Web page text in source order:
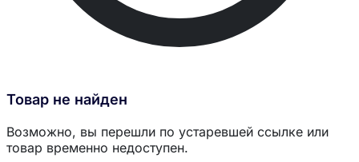
Товар не найден
Возможно, вы перешли по устаревшей ссылке или
товар временно недоступен.